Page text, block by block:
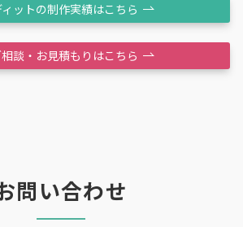
ットの制作実績はこちら
談・お見積もりはこちら
問い合わせ